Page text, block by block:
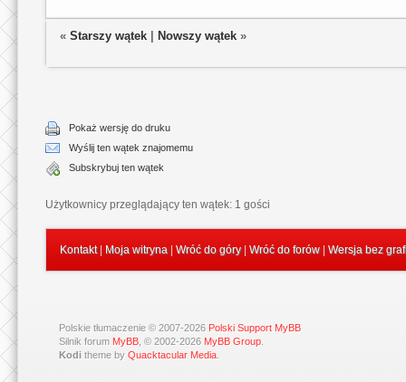
« Starszy wątek Nowszy wątek »
Pokaż wersję do druku
Wyślij ten wątek znajomemu
Subskrybuj ten wątek
Użytkownicy przeglądający ten wątek: 1 gości
Kontakt| Moja witryna Wróć do góry| Wróć do forów| Wersja bez
Polskie tłumaczenie © 2007-2026 Polski Support MyBB
Silnik forum MyBB , © 2002-2026 MyBB Group
Kodi theme by Quacktacular Media